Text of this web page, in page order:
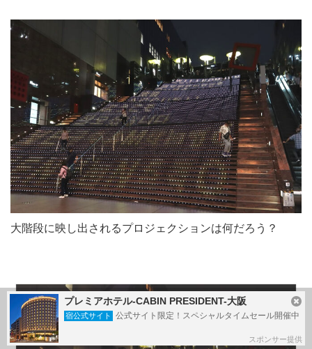
大階段に映し出されるプロジェクションは何だろう？
プレミアホテル-CABIN PRESIDENT-大阪
宿公式サイト 公式サイト限定！スペシャルタイムセール開催中
スポンサー提供